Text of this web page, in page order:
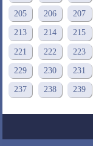
205 206 207
213 214 215
221 222 223
229 230 231
237 238 239